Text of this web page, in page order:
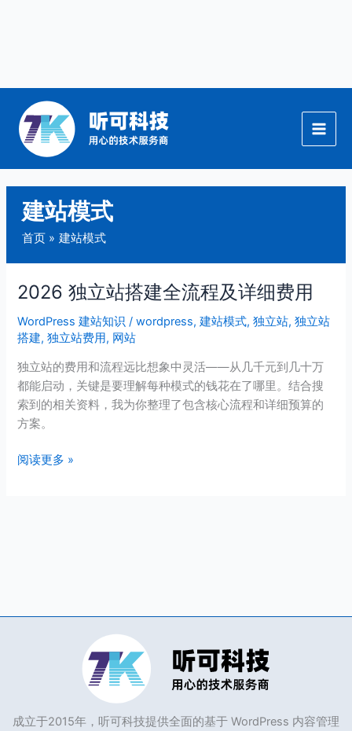
建站模式
首页 建站模式
2026 独立站搭建全流程及详细费用
WordPress 建站知识 /wordpress,建站模式,独立站,独立站
搭建,独立站费用, 网站
独立站的费用和流程远比想象中灵活——从几千元到几十万
都能启动，关键是要理解每种模式的钱花在了哪里。结合搜
索到的相关资料，我为你整理了包含核心流程和详细预算的
方案。
2026
立
站
搭
建
全
流
及
阅读更多 »
成立于2015年，听可科技提供全面的基于 WordPress 内容管理